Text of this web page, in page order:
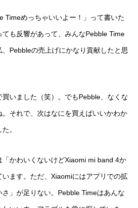
Timeめっちゃいいよー！」って書いた
ても反響があって、みんなPebble Time
Pebbleの売上げにかなり貢献したと思
いました（笑）。でもPebble、なくな
。それで、次はなにを買えばいいかわか
。
かわいくないけどXiaomi mi band 4か
ます。ただ、Xiaomiにはアプリでの拡
」が足りない。Pebble Timeはあんな